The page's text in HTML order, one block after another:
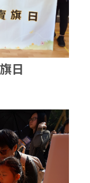
日